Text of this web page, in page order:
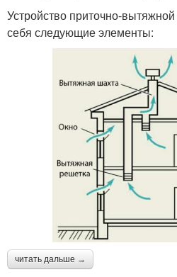
Устройство приточно-
себя следующие элементы:
читать дальше →